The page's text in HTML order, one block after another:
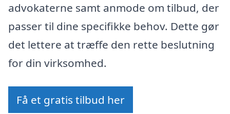
advokaterne samt anmode om tilbud, der
passer til dine specifikke behov. Dette gør
det lettere at træffe den rette beslutning
for din virksomhed.
Få et gratis tilbud her